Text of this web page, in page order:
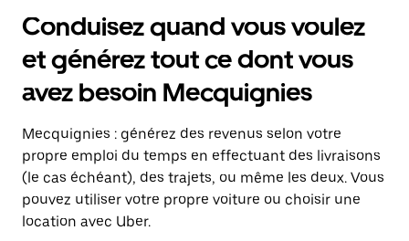
Conduisez quand vous voulez
et générez tout ce dont vous
avez besoin Mecquignies
Mecquignies : générez des revenus selon votre
propre emploi du temps en effectuant des livraisons
(le cas échéant), des trajets, ou même les deux. Vous
pouvez utiliser votre propre voiture ou choisir une
location avec Uber.